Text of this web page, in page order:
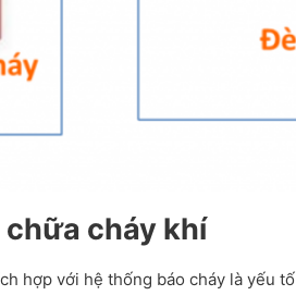
chữa cháy khí
hợp với hệ thống báo cháy là yếu tố